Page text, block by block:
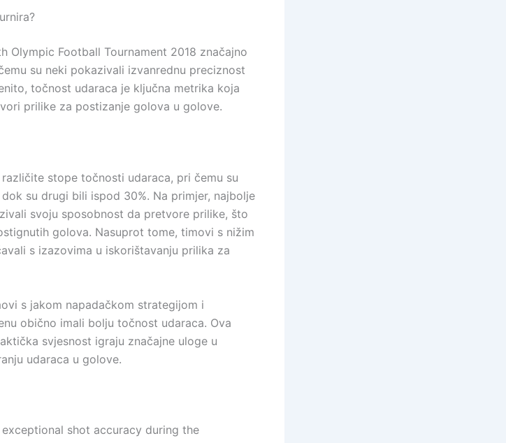
Olympic Football Tournament 2018 značajno
su neki pokazivali izvanrednu preciznost
točnost udaraca je ključna metrika koja
prilike za postizanje golova u golove.
stope točnosti udaraca, pri čemu su
su drugi bili ispod 30%. Na primjer, najbolje
svoju sposobnost da pretvore prilike, što
golova. Nasuprot tome, timovi s nižim
s izazovima u iskorištavanju prilika za
s jakom napadačkom strategijom i
obično imali bolju točnost udaraca. Ova
svjesnost igraju značajne uloge u
udaraca u golove.
shot accuracy during the